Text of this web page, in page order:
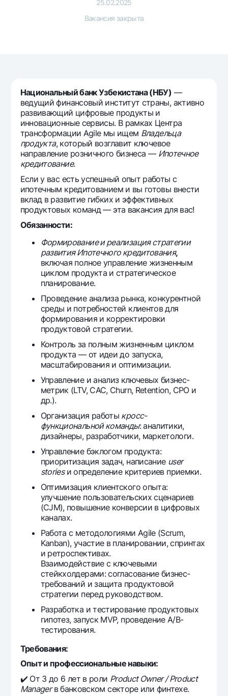
До востребования USD
Garmin pay
Мобильное приложение Milliy
Часто задаваемые вопросы
Ищите по сайту
Найти
Полезные ссылки
Часто задаваемые вопросы
Пресс-центр
Офисы и банкоматы
Согласие на обработку персональных данных
Следите за нами в соцсетях
Контакт-центр
+998 78 148-00-101344
25.02.2025
Вакансия закрыта
Национальный банк Узбекистана (НБУ) —
ведущий финансовый институт страны, активно
развивающий цифровые продукты и
инновационные сервисы. В рамках Центра
трансформации Agile мы ищем Владельца
продукта, который возглавит ключевое
направление розничного бизнеса — Ипотечное
кредитование.
Если у вас есть успешный опыт работы с
ипотечным кредитованием и вы готовы внести
вклад в развитие гибких и эффективных
продуктовых команд — эта вакансия для вас!
Обязанности:
Формирование и реализация стратегии
развития Ипотечного кредитования,
включая полное управление жизненным
циклом продукта и стратегическое
планирование.
Проведение анализа рынка, конкурентной
среды и потребностей клиентов для
формирования и корректировки
продуктовой стратегии.
Контроль за полным жизненным циклом
продукта — от идеи до запуска,
масштабирования и оптимизации.
Управление и анализ ключевых бизнес-
метрик (LTV, CAC, Churn, Retention, CPO и
др.).
Организация работы кросс-
функциональной команды: аналитики,
дизайнеры, разработчики, маркетологи.
Управление бэклогом продукта:
приоритизация задач, написание user
storiesи определение критериев приемки.
Оптимизация клиентского опыта:
улучшение пользовательских сценариев
(CJM), повышение конверсии в цифровых
каналах.
Работа с методологиями Agile (Scrum,
Kanban), участие в планировании, спринтах
и ретроспективах.
Взаимодействие с ключевыми
стейкхолдерами: согласование бизнес-
требований и защита продуктовой
стратегии перед руководством.
Разработка и тестирование продуктовых
гипотез, запуск MVP, проведение A/B-
тестирования.
Требования:
Опыт и профессиональные навыки:
✔️ От 3 до 6 лет в роли Product Owner / Product
Managerв банковском секторе или финтехе.